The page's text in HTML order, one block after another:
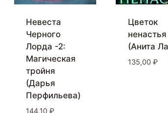
Невеста
Черного
Лорда -2:
Магическая
тройня
(Дарья
Перфильева)
144,10 ₽
Цветок
ненастья
(Анита
135,00 ₽